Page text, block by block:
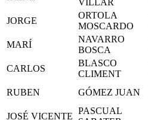
VILLAR
JORGE
ORTOLA
MOSCARDO
MARÍ
NAVARRO
BOSCA
CARLOS
BLASCO
CLIMENT
RUBEN GÓMEZ JUAN
JOSÉ VICENTE
PASCUAL